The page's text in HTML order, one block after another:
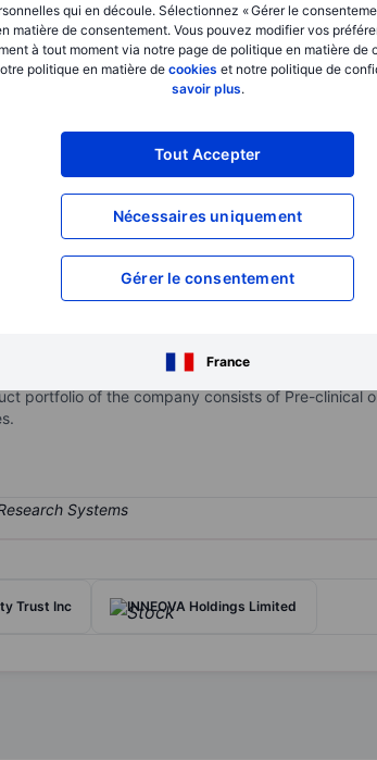
qui en découle. Sélectionnez « Gérer le
matière de consentement. Vous pouvez modifier vos
à tout moment via notre page de politique en matière de
politique en matière de cookies et notre politique de
savoir plus.
Tout Accepter
Nécessaires uniquement
Gérer le consentement
France
XXXXXXX
XXXXXXX
XXXXXXX
XXXXXXX
XXXXXXX
XXXXXXX
Ouvrir un compte pour
company. The company is engaged in
These therapeutics include antibodies and
portfolio of the company consists of Pre-clinical
Trust Inc INNEOVA Holdings Limited